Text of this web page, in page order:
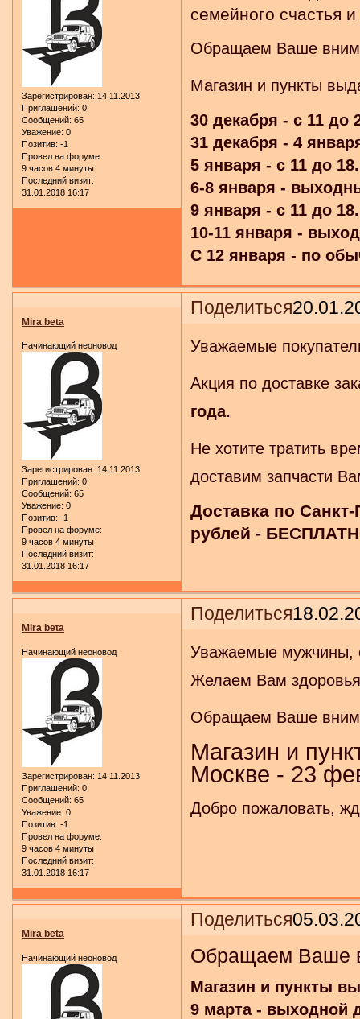
Зарегистрирован: 14.11.2013
Приглашений: 0
Сообщений: 65
Уважение: 0
Позитив: -1
Провел на форуме:
9 часов 4 минуты
Последний визит:
31.01.2018 16:17
семейного счастья
Обращаем Ваше
Магазин и пункты
30 декабря - с 11 до
31 декабря - 4
5 января - с 11 до 18.
6-8 января -
9 января - с 11 до 18.
10-11 января -
С 12 января - по
Поделиться
Mira beta
Начинающий неоновод
Зарегистрирован: 14.11.2013
Приглашений: 0
Сообщений: 65
Уважение: 0
Позитив: -1
Провел на форуме:
9 часов 4 минуты
Последний визит:
31.01.2018 16:17
Уважаемые
Акция по доставке
года.
Не хотите тратить
доставим запчасти
Доставка по
рублей -
Поделиться
Mira beta
Начинающий неоновод
Зарегистрирован: 14.11.2013
Приглашений: 0
Сообщений: 65
Уважение: 0
Позитив: -1
Провел на форуме:
9 часов 4 минуты
Последний визит:
31.01.2018 16:17
Уважаемые мужчины,
Желаем Вам
Обращаем Ваше
Магазин и
Москве - 23
Добро пожаловать,
Поделиться
Mira beta
Начинающий неоновод Обращаем Ваше
Магазин и пункты
9 марта - выходной